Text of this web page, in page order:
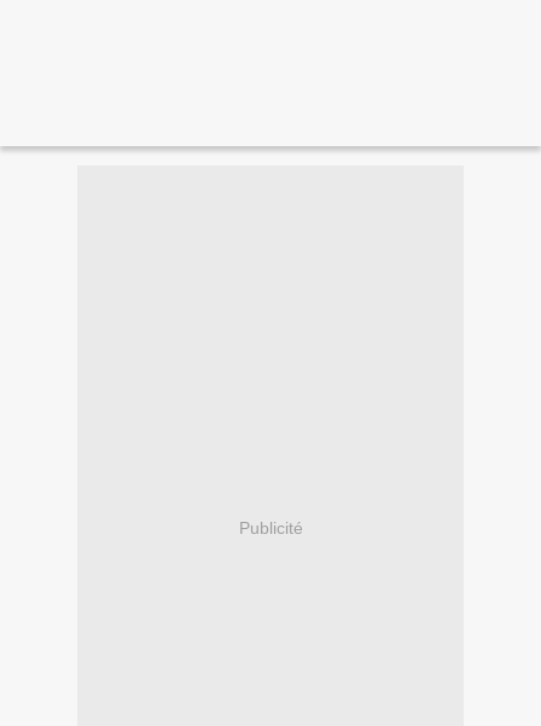
Publicité